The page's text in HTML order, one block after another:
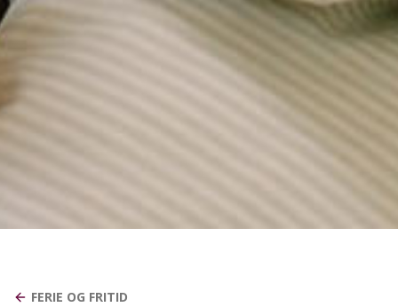
FERIE OG FRITID